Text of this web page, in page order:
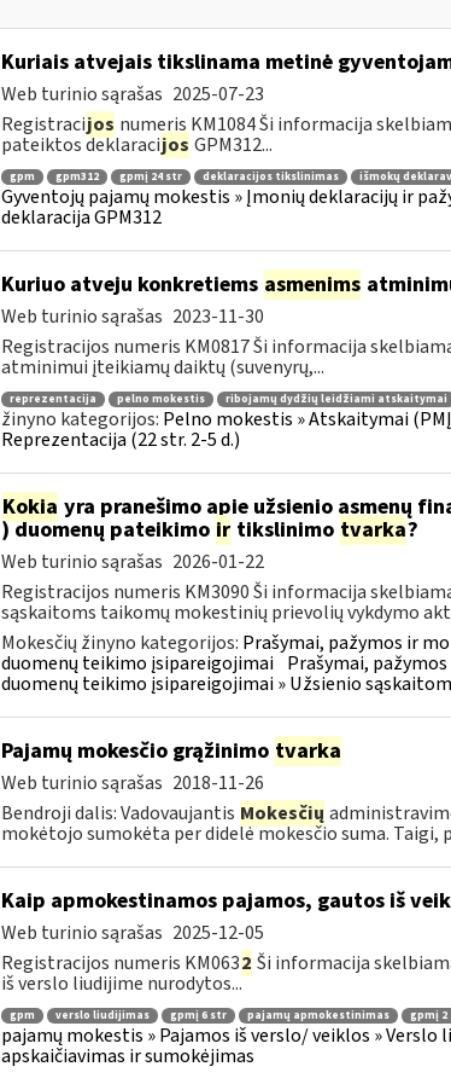
Kuriais atvejais tikslinama metinė
Web turinio sąrašas 2025-07-23
Registracijos numeris KM1084 Ši informacija
pateiktos deklaracijos GPM312...
gpm gpm312 gpmį 24 str deklaracijos tikslinimas išmokų
Gyventojų pajamų mokestis » Įmonių deklaracijų ir
deklaracija GPM312
Kuriuo atveju konkretiems asmenims
Web turinio sąrašas 2023-11-30
Registracijos numeris KM0817 Ši informacija
atminimui įteikiamų daiktų (suvenyrų,...
reprezentacija pelno mokestis ribojamų dydžių leidžiami atskaitymai
žinyno kategorijos: Pelno mokestis » Atskaitymai
Reprezentacija (22 str. 2-5 d.)
Kokia yra pranešimo apie užsienio asmenų
) duomenų pateikimo irtikslinimo tvarka?
Web turinio sąrašas 2026-01-22
Registracijos numeris KM3090 Ši informacija
sąskaitoms taikomų mokestinių prievolių vykdymo
Mokesčių žinyno kategorijos: Prašymai, pažymos ir
duomenų teikimo įsipareigojimai Prašymai,
duomenų teikimo įsipareigojimai » Užsienio
Pajamų mokesčio grąžinimo tvarka
Web turinio sąrašas 2018-11-26
Bendroji dalis: Vadovaujantis Mokesčių
mokėtojo sumokėta per didelė mokesčio suma. Taigi,
Kaip apmokestinamos pajamos, gautos iš
Web turinio sąrašas 2025-12-05
Registracijos numeris KM0632 Ši informacija
iš verslo liudijime nurodytos...
gpm verslo liudijimas gpmį 6 str pajamų apmokestinimas gpmį 2
pajamų mokestis » Pajamos iš verslo/ veiklos »
apskaičiavimas ir sumokėjimas